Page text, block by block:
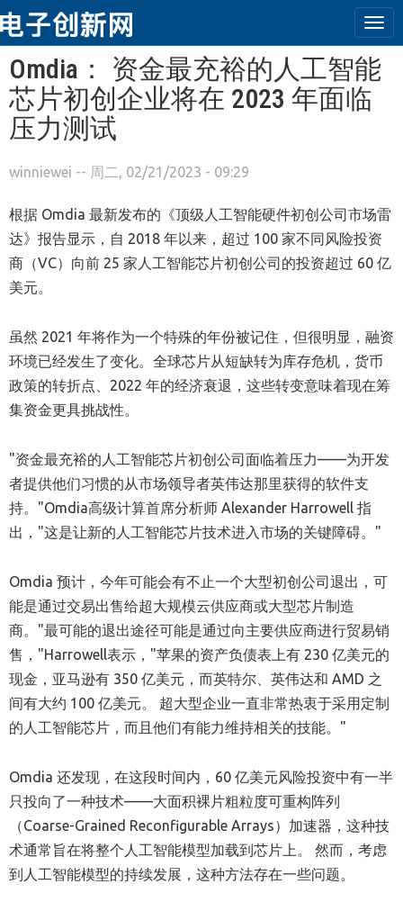
跳转到主要内容
Omdia： 资金最充裕的人工智能
芯片初创企业将在 2023 年面临
压力测试
winniewei -- 周二, 02/21/2023 - 09:29
根据 Omdia 最新发布的《顶级人工智能硬件初创公司市场雷
达》报告显示，自 2018 年以来，超过 100 家不同风险投资
商（VC）向前 25 家人工智能芯片初创公司的投资超过 60 亿
美元。
虽然 2021 年将作为一个特殊的年份被记住，但很明显，融资
环境已经发生了变化。全球芯片从短缺转为库存危机，货币
政策的转折点、2022 年的经济衰退，这些转变意味着现在筹
集资金更具挑战性。
"资金最充裕的人工智能芯片初创公司面临着压力——为开发
者提供他们习惯的从市场领导者英伟达那里获得的软件支
持。"Omdia高级计算首席分析师 Alexander Harrowell 指
出，"这是让新的人工智能芯片技术进入市场的关键障碍。"
Omdia 预计，今年可能会有不止一个大型初创公司退出，可
能是通过交易出售给超大规模云供应商或大型芯片制造
商。"最可能的退出途径可能是通过向主要供应商进行贸易销
售，"Harrowell表示，"苹果的资产负债表上有 230 亿美元的
现金，亚马逊有 350 亿美元，而英特尔、英伟达和 AMD 之
间有大约 100 亿美元。 超大型企业一直非常热衷于采用定制
的人工智能芯片，而且他们有能力维持相关的技能。"
Omdia 还发现，在这段时间内，60 亿美元风险投资中有一半
只投向了一种技术——大面积裸片粗粒度可重构阵列
（Coarse-Grained Reconfigurable Arrays）加速器，这种技
术通常旨在将整个人工智能模型加载到芯片上。 然而，考虑
到人工智能模型的持续发展，这种方法存在一些问题。